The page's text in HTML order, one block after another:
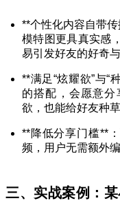
**个性化内容自带
模特图更具真实感
易引发好友的好奇与
**满足“炫耀欲”与“
的搭配，会愿意分
欲，也能给好友种草
**降低分享门槛**
频，用户无需额外
三、实战案例：